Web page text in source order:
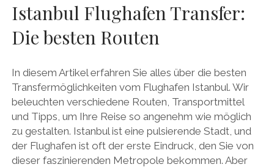
Istanbul Flughafen Transfer:
Die besten Routen
In diesem Artikel erfahren Sie alles über die besten
Transfermöglichkeiten vom Flughafen Istanbul. Wir
beleuchten verschiedene Routen, Transportmittel
und Tipps, um Ihre Reise so angenehm wie möglich
zu gestalten. Istanbul ist eine pulsierende Stadt, und
der Flughafen ist oft der erste Eindruck, den Sie von
dieser faszinierenden Metropole bekommen. Aber